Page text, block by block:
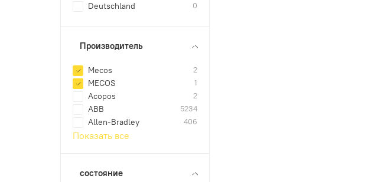
Deutschland 0
Производитель
Mecos 2
MECOS 1
Acopos 2
ABB 5234
Allen-Bradley 406
Показать все
состояние